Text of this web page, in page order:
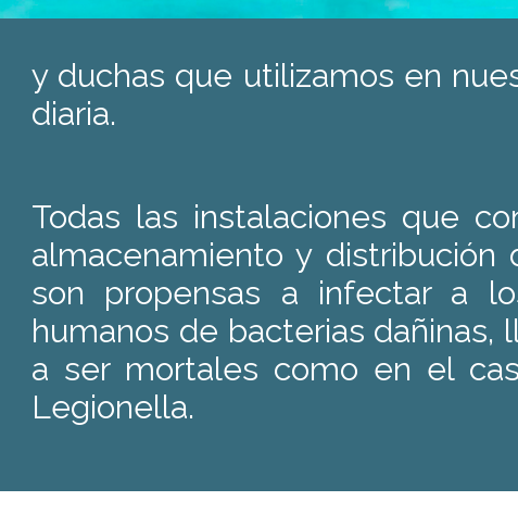
y duchas que utilizamos en
diaria.
Todas las instalaciones que
almacenamiento y distribución
son propensas a infectar a
humanos de bacterias dañinas,
a ser mortales como en el
Legionella.